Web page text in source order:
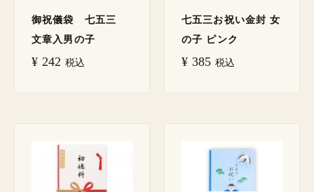
御祝儀袋 七五三
文章入男の子
¥ 242 税込
七五三お祝い金封 女
の子 ピンク
¥ 385 税込